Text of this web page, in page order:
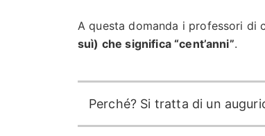
A questa domanda i professori di
suì) che significa “cent’anni”.
Perché? Si tratta di un